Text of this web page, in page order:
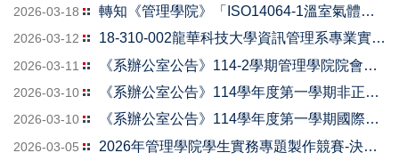
2026-03-18 轉知《管理學院》「ISO14064-1溫室氣體盤查內部查證員國際證照培訓班」證照班
2026-03-12 18-310-002龍華科技大學資訊管理系專業實務技能畢業門檻實施要點02-B10-021
2026-03-11 《系辦公室公告》114-2學期管理學院院會考補考日程
2026-03-10 《系辦公室公告》114學年度第一學期非正式課程審核(演講、社團活動、競賽)通過名單
2026-03-10 《系辦公室公告》114學年度第一學期國際資訊專業能力認證(畢業門檻)通過名單。
2026-03-05 2026年管理學院學生實務專題製作競賽-決賽名單